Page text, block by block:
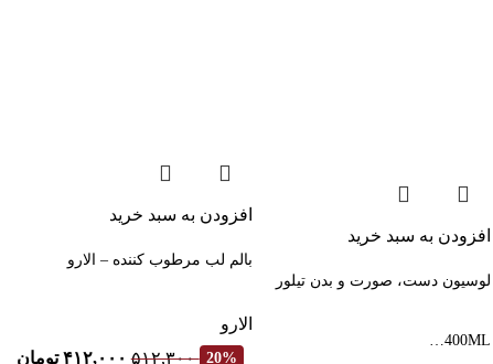
افزودن به سبد خرید
لوسیون دست، صورت و بدن تیلور
400ML…
افزودن به سبد خرید
بالم لب مرطوب کننده – الارو
الارو
20% ۵۱۲,۳۰۰ ۴۱۲,۰۰۰ تومان